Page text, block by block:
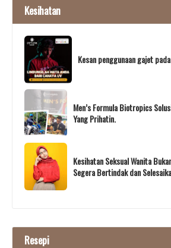
Kesihatan
Kesan penggunaan gajet
Men’s Formula Biotropics
Yang Prihatin.
Kesihatan Seksual Wanita
Segera Bertindak dan
Resepi